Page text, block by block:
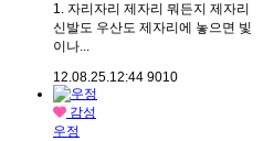
1. 자리자리 제자리 뭐든지 제자리
신발도 우산도 제자리에 놓으면 빛
이나...
12.08.25.12:44 9010
감성
우정